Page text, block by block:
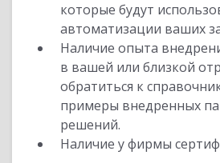
которые будут
автоматизации ваших
Наличие опыта
в вашей или близкой
обратиться к
примеры внедренных
решений.
Наличие у фирмы